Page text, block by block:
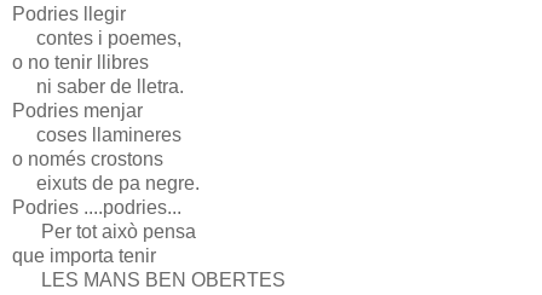
Podries llegir
contes i poemes,
o no tenir llibres
ni saber de lletra.
Podries menjar
coses llamineres
o només crostons
eixuts de pa negre.
Podries ....podries...
Per tot això pensa
que importa tenir
LES MANS BEN OBERTES